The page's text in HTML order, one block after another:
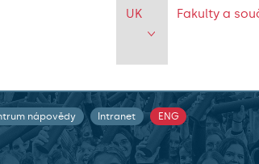
UK Fakulty a
nápovědy Intranet ENG